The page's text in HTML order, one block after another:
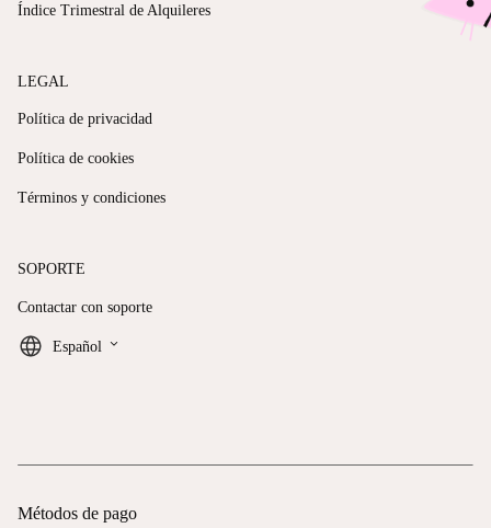
Índice Trimestral de Alquileres
LEGAL
Política de privacidad
Política de cookies
Términos y condiciones
SOPORTE
Contactar con soporte
Español keyboard_arrow_down
Métodos de pago